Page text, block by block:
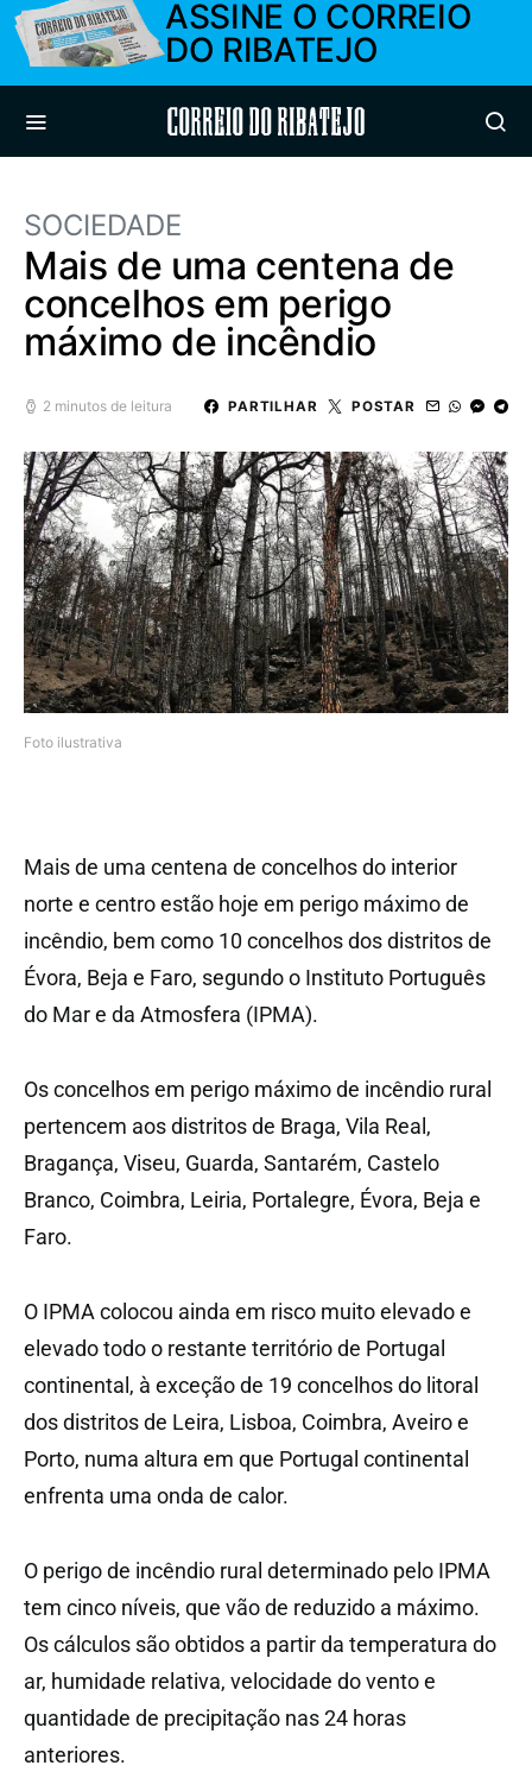
ASSINE O CORREIO
DO RIBATEJO
Correio do Ribatejo
SOCIEDADE
Mais de uma centena de
concelhos em perigo
máximo de incêndio
2 minutos de leitura PARTILHAR POSTAR
Foto ilustrativa
Mais de uma centena de concelhos do interior
norte e centro estão hoje em perigo máximo de
incêndio, bem como 10 concelhos dos distritos de
Évora, Beja e Faro, segundo o Instituto Português
do Mar e da Atmosfera (IPMA).
Os concelhos em perigo máximo de incêndio rural
pertencem aos distritos de Braga, Vila Real,
Bragança, Viseu, Guarda, Santarém, Castelo
Branco, Coimbra, Leiria, Portalegre, Évora, Beja e
Faro.
O IPMA colocou ainda em risco muito elevado e
elevado todo o restante território de Portugal
continental, à exceção de 19 concelhos do litoral
dos distritos de Leira, Lisboa, Coimbra, Aveiro e
Porto, numa altura em que Portugal continental
enfrenta uma onda de calor.
O perigo de incêndio rural determinado pelo IPMA
tem cinco níveis, que vão de reduzido a máximo.
Os cálculos são obtidos a partir da temperatura do
ar, humidade relativa, velocidade do vento e
quantidade de precipitação nas 24 horas
anteriores.